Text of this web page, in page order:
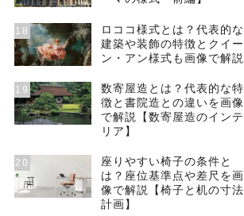
18
ロココ様式とは？代表的な
建築や装飾の特徴とクイー
ン・アン様式も画像で解説
19
数寄屋造とは？代表的な特
徴と書院造との違いを画像
で解説【数寄屋造のインテ
リア】
20
座りやすい椅子の条件と
は？座位基準点や差尺を画
像で解説【椅子と机の寸法
計画】